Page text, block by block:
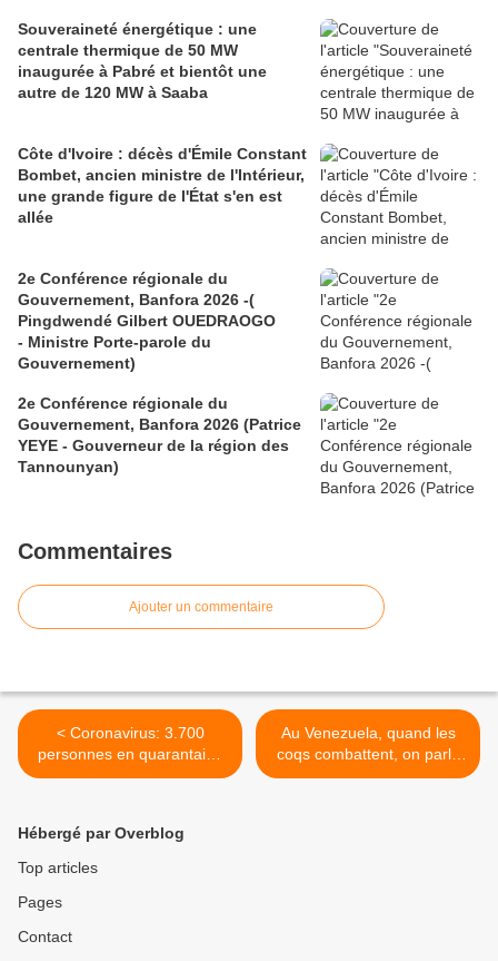
Souveraineté énergétique : une
centrale thermique de 50 MW
inaugurée à Pabré et bientôt une
autre de 120 MW à Saaba
Côte d'Ivoire : décès d'Émile Constant
Bombet, ancien ministre de l'Intérieur,
une grande figure de l'État s'en est
allée
2e Conférence régionale du
Gouvernement, Banfora 2026 -(
Pingdwendé Gilbert OUEDRAOGO
- Ministre Porte-parole du
Gouvernement)
2e Conférence régionale du
Gouvernement, Banfora 2026 (Patrice
YEYE - Gouverneur de la région des
Tannounyan)
Commentaires
Ajouter un commentaire
< Coronavirus: 3.700
personnes en quarantaine
à bord d'un bateau au
Au Venezuela, quand les
coqs combattent, on parle
de dollars, "jamais de
Hébergé par Overblog
Top articles
Pages
Contact